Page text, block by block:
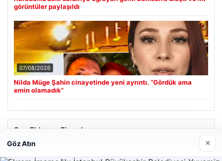
görüntüler paylaşıldı
07/08/2026
Nilda Müge Şahin cinayetinde yeni ayrıntı. “Gördük ama
emin olamadık”
Son Eklenen Firmalar
Göz Atın ×